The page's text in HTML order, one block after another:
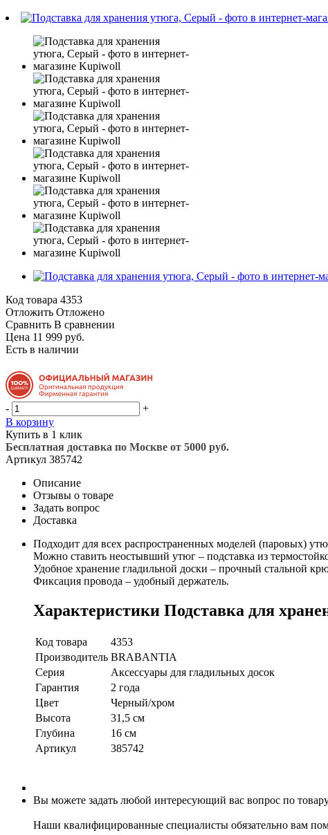
Код товара 4353
Отложить Отложено
Сравнить В сравнении
Цена 11 999 руб.
Есть в наличии
-
+
В корзину
Купить в 1 клик
Бесплатная доставка по Москве от 5000 руб.
Артикул 385742
Описание
Отзывы о товаре
Задать вопрос
Доставка
Подходит для всех распространенных моделей (паровых)
Можно ставить неостывший утюг – подставка из
Удобное хранение гладильной доски – прочный стальной
Фиксация провода – удобный держатель.
Характеристики Подставка для
Код товара
4353
Производитель BRABANTIA
Серия
Аксессуары для гладильных досок
Гарантия
2 года
Цвет
Черный/хром
Высота
31,5 см
Глубина
16 см
Артикул
385742
Вы можете задать любой интересующий вас вопрос по
Наши квалифицированные специалисты обязательно вам